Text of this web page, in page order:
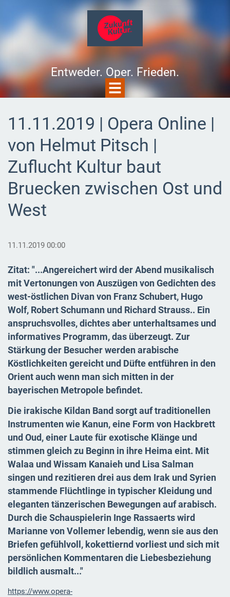
Entweder. Oper. Frieden.
11.11.2019 | Opera Online |
von Helmut Pitsch |
Zuflucht Kultur baut
Bruecken zwischen Ost und
West
11.11.2019 00:00
Zitat: "...Angereichert wird der Abend musikalisch
mit Vertonungen von Auszügen von Gedichten des
west-östlichen Divan von Franz Schubert, Hugo
Wolf, Robert Schumann und Richard Strauss.. Ein
anspruchsvolles, dichtes aber unterhaltsames und
informatives Programm, das überzeugt. Zur
Stärkung der Besucher werden arabische
Köstlichkeiten gereicht und Düfte entführen in den
Orient auch wenn man sich mitten in der
bayerischen Metropole befindet.
Die irakische Kildan Band sorgt auf traditionellen
Instrumenten wie Kanun, eine Form von Hackbrett
und Oud, einer Laute für exotische Klänge und
stimmen gleich zu Beginn in ihre Heima eint. Mit
Walaa und Wissam Kanaieh und Lisa Salman
singen und rezitieren drei aus dem Irak und Syrien
stammende Flüchtlinge in typischer Kleidung und
eleganten tänzerischen Bewegungen auf arabisch.
Durch die Schauspielerin Inge Rassaerts wird
Marianne von Vollemer lebendig, wenn sie aus den
Briefen gefühlvoll, kokettiernd vorliest und sich mit
persönlichen Kommentaren die Liebesbeziehung
bildlich ausmalt..."
https://www.opera-